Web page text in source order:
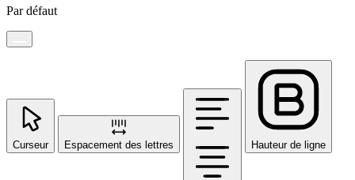
Par défaut
Curseur Espacement des lettres Hauteur de ligne